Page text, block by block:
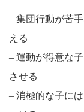
– 集団行動が苦
える
– 運動が得意な
させる
– 消極的な子に